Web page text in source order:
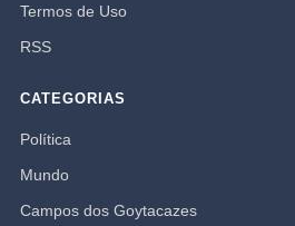
Termos de Uso
RSS
CATEGORIAS
Política
Mundo
Campos dos Goytacazes